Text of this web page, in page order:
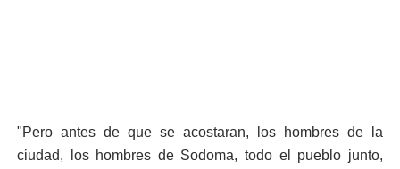
"Pero antes de que se acostaran, los hombres de la
ciudad, los hombres de Sodoma, todo el pueblo junto,